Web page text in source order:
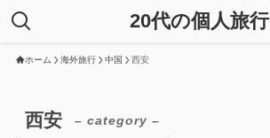
20代の個人旅行
ホーム 海外旅行 中国 西安
西安 – category –